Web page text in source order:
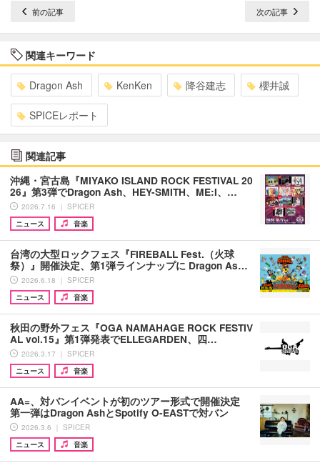
前の記事 次の記事
関連キーワード
Dragon Ash KenKen 降谷建志 櫻井誠
SPICEレポート
関連記事
沖縄・宮古島『MIYAKO ISLAND ROCK FESTIVAL 20
26』第3弾でDragon Ash、HEY-SMITH、ME:I、…
2026.7.16 ｜ SPICER
ニュース
音楽
台湾の大型ロックフェス『FIREBALL Fest.（火球
祭）』開催決定、第1弾ラインナップに Dragon As…
2026.6.18 ｜ SPICER
ニュース
音楽
秋田の野外フェス『OGA NAMAHAGE ROCK FESTIV
AL vol.15』第1弾発表でELLEGARDEN、四…
2026.3.17 ｜ SPICER
ニュース
音楽
AA=、対バンイベントが初のツアー形式で開催決定
第一弾はDragon AshとSpotify O-EASTで対バン
2026.3.6 ｜ SPICER
ニュース
音楽